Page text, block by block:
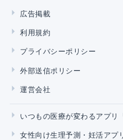
広告掲載
利用規約
プライバシーポリシー
外部送信ポリシー
運営会社
いつもの医療が変わるアプリ
女性向け生理予測・妊活アプ